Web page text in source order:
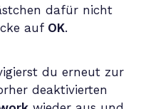
dafür nicht
auf OK.
du erneut zur
deaktivierten